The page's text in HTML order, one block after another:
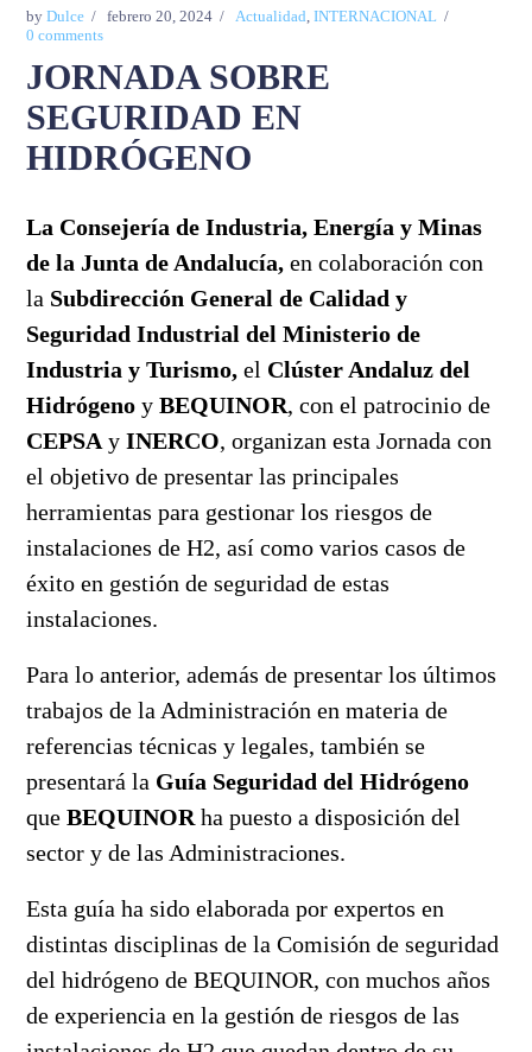
byDulce febrero 20, 2024 Actualidad,INTERNACIONAL
0 comments
JORNADA SOBRE
SEGURIDAD EN
HIDRÓGENO
La Consejería de Industria, Energía y Minas
de la Junta de Andalucía,en colaboración con
la Subdirección General de Calidad y
Seguridad Industrial del Ministerio de
Industria y Turismo,el Clúster Andaluz del
Hidrógeno yBEQUINOR, con el patrocinio de
CEPSA y INERCO, organizan esta Jornada con
el objetivo de presentar las principales
herramientas para gestionar los riesgos de
instalaciones de H2, así como varios casos de
éxito en gestión de seguridad de estas
instalaciones.
Para lo anterior, además de presentar los últimos
trabajos de la Administración en materia de
referencias técnicas y legales, también se
presentará la Guía Seguridad del Hidrógeno
que BEQUINOR ha puesto a disposición del
sector y de las Administraciones.
Esta guía ha sido elaborada por expertos en
distintas disciplinas de la Comisión de seguridad
del hidrógeno de BEQUINOR, con muchos años
de experiencia en la gestión de riesgos de las